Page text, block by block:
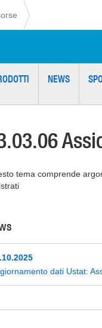
NEWS
tema comprende
dati Ustat: